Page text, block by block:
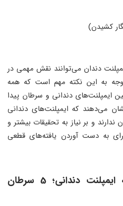
کشیدن)
دندان می‌توانند نقش مهمی در
به این نکته مهم است که همه
ایمپلنت‌های دندانی و سرطان پیدا
می‌دهند که ایمپلنت‌های دندانی
و بر نیاز به تحقیقات بیشتر و
به دست آوردن یافته‌های قطعی
انواع سرطان متصل به ایمپلنت دندانی؛ 5 سرطان